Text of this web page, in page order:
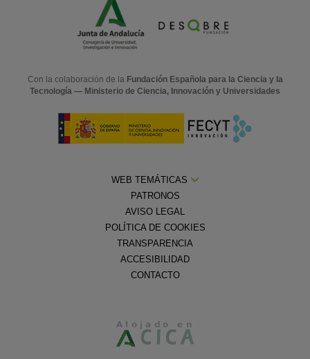
Con la colaboración de la Fundación Española para la Ciencia y la
Tecnología — Ministerio de Ciencia, Innovación y Universidades
WEB TEMÁTICAS
PATRONOS
AVISO LEGAL
POLÍTICA DE COOKIES
TRANSPARENCIA
ACCESIBILIDAD
CONTACTO